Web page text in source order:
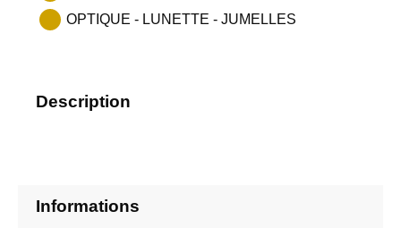
OPTIQUE - LUNETTE - JUMELLES
Description
Informations